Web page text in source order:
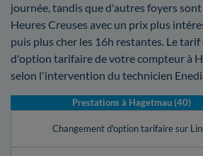
journée, tandis que d'autres foyers
Heures Creuses avec un prix plus
puis plus cher les 16h restantes. Le
d'option tarifaire de votre compteur à
selon l'intervention du technicien
Prestations à Hagetmau (40)
Changement d'option tarifaire sur